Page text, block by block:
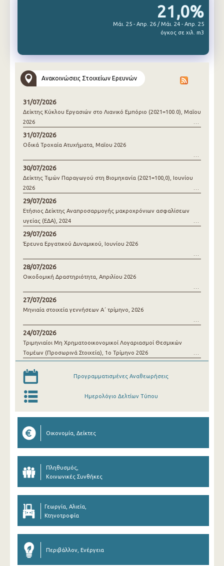
21,0%
Μάι. 25 - Απρ. 26 / Μάι. 24 - Απρ. 25
όγκος σε χιλ. m3
Ανακοινώσεις Στοιχείων Ερευνών
31/07/2026
Δείκτης Κύκλου Εργασιών στο Λιανικό Εμπόριο (2021=100.0), Μαΐου
2026
31/07/2026
Οδικά Τροχαία Ατυχήματα, Μαΐου 2026
30/07/2026
Δείκτης Τιμών Παραγωγού στη Βιομηχανία (2021=100,0), Ιουνίου
2026
29/07/2026
Ετήσιος Δείκτης Αναπροσαρμογής μακροχρόνιων ασφαλίσεων
υγείας (ΕΔΑ), 2024
29/07/2026
Έρευνα Εργατικού Δυναμικού, Ιουνίου 2026
28/07/2026
Οικοδομική Δραστηριότητα, Απριλίου 2026
27/07/2026
Μηνιαία στοιχεία γεννήσεων Α΄ τρίμηνο, 2026
24/07/2026
Τριμηνιαίοι Μη Χρηματοοικονομικοί Λογαριασμοί Θεσμικών
Τομέων (Προσωρινά Στοιχεία), 1o Τρίμηνο 2026
Προγραμματισμένες Αναθεωρήσεις
Ημερολόγιο Δελτίων Τύπου
Οικονομία, Δείκτες
Πληθυσμός,
Κοινωνικές Συνθήκες
Γεωργία, Αλιεία,
Κτηνοτροφία
Περιβάλλον, Ενέργεια